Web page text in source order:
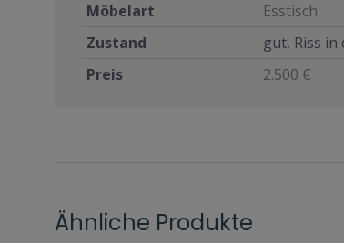
Möbelart
Esstisch
Zustand
gut, Riss
Preis
2.500 €
Ähnliche Produkte